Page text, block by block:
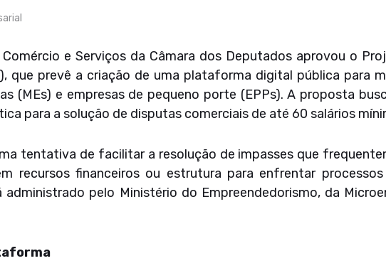
Comércio e Serviços da Câmara dos Deputados aprovou o
que prevê a criação de uma plataforma digital pública para
(MEs) e empresas de pequeno porte (EPPs). A proposta
para a solução de disputas comerciais de até 60 salários
tentativa de facilitar a resolução de impasses que
recursos financeiros ou estrutura para enfrentar
pelo Ministério do Empreendedorismo, da